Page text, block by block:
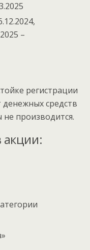
–
регистрации
денежных средств
не производится.
акции: